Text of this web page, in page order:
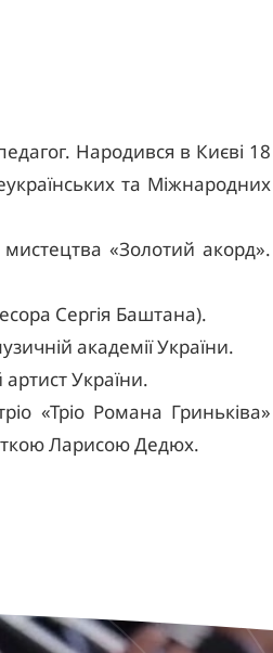
Народився в Києві 18
та Міжнародних
«Золотий акорд».
Сергія Баштана).
академії України.
України.
«Тріо Романа Гриньківа»
Ларисою Дедюх.